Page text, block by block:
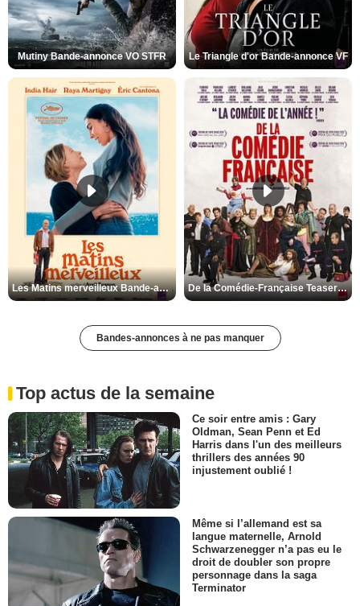
Mutiny Bande-annonce VO STFR Le Triangle d'or Bande-annonce VF
Les Matins merveilleux Bande-annonce VF De la Comédie-Française Teaser VF
Bandes-annonces à ne pas manquer
Top actus de la semaine
Ce soir entre amis : Gary
Oldman, Sean Penn et Ed
Harris dans l'un des meilleurs
thrillers des années 90
injustement oublié !
Même si l’allemand est sa
langue maternelle, Arnold
Schwarzenegger n’a pas eu le
droit de doubler son propre
personnage dans la saga
Terminator